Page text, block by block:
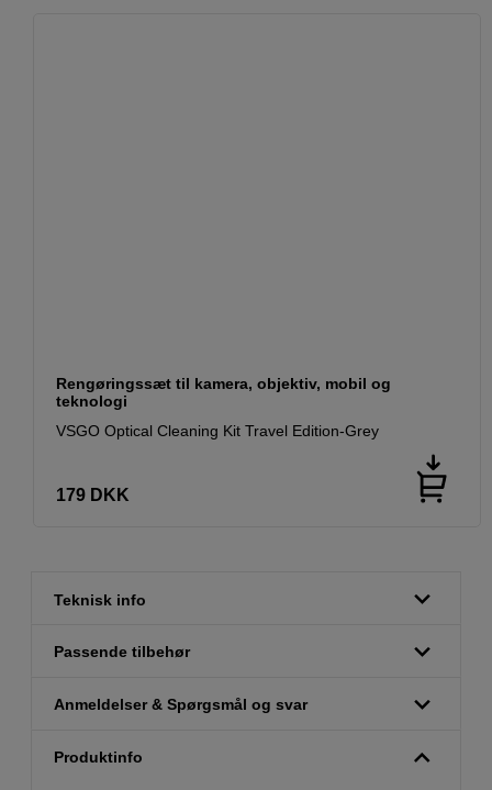
Rengøringssæt til kamera, objektiv, mobil og
teknologi
VSGO Optical Cleaning Kit Travel Edition-Grey
179 DKK
Teknisk info
Passende tilbehør
Anmeldelser & Spørgsmål og svar
Produktinfo